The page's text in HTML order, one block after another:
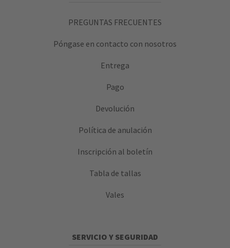
PREGUNTAS FRECUENTES
Póngase en contacto con nosotros
Entrega
Pago
Devolución
Política de anulación
Inscripción al boletín
Tabla de tallas
Vales
SERVICIO Y SEGURIDAD